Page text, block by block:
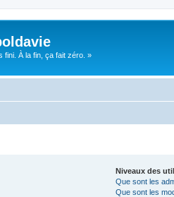
fini. À la fin, ça fait zéro. »
Niveaux des
Que sont les
Que sont les